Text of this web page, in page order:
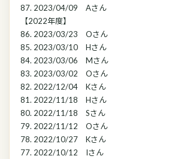
87. 2023/04/09 Aさん
【2022年度】
86. 2023/03/23 Oさん
85. 2023/03/10 Hさん
84. 2023/03/06 Mさん
83. 2023/03/02 Oさん
82. 2022/12/04 Kさん
81. 2022/11/18 Hさん
80. 2022/11/18 Sさん
79. 2022/11/12 Oさん
78. 2022/10/27 Kさん
77. 2022/10/12 Iさん